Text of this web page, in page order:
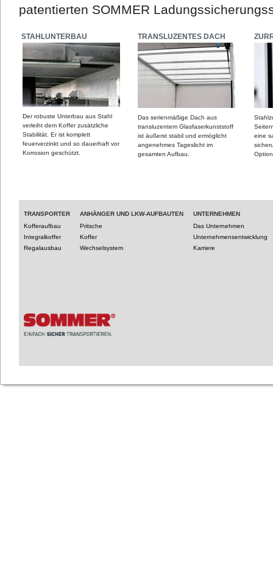
patentierten SOMMER
STAHLUNTERBAU
Der robuste Unterbau aus Stahl
verleiht dem Koffer zusätzliche
Stabilität. Er ist komplett
feuerverzinkt und so dauerhaft vor
Korrosion geschützt.
TRANSLUZENTES DACH
Das serienmäßige Dach aus
transluzentem Glasfaserkunststoff
ist äußerst stabil und ermöglicht
angenehmes Tageslicht im
gesamten Aufbau.
eine
TRANSPORTER
Kofferaufbau
Integralkoffer
Regalausbau
ANHÄNGER UND LKW-AUFBAUTEN
Pritsche
Koffer
Wechselsystem
UNTERNEHMEN
Das Unternehmen
Unternehmensentwicklung
Karriere